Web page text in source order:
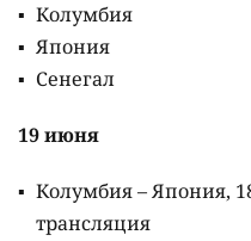
Колумбия
Япония
Сенегал
19 июня
Колумбия – Япония,
трансляция